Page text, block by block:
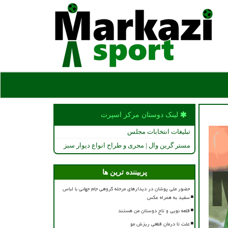
لینک دوستان مركز اسپرت
تبلیغات انتخابات مجلس
مستر گرین وال | مجری و طراح انواع دیوار سبز
پربیننده ترین ها
حضور ملی پوشان در دیدارهای مرحله گروهی جام جهانی با لباس
سفید به همراه عکس
قلعه نویی و تاج دوستان من هستند
علت تا درمان قطعی ریزش مو